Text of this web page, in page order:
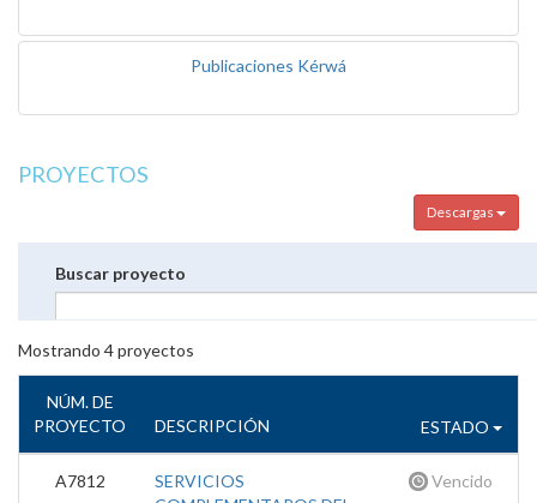
Publicaciones Kérwá
PROYECTOS
Descargas
Buscar proyecto
Mostrando 4proyectos
NÚM. DE
PROYECTO
DESCRIPCIÓN ESTADO
A7812
SERVICIOS
Vencido